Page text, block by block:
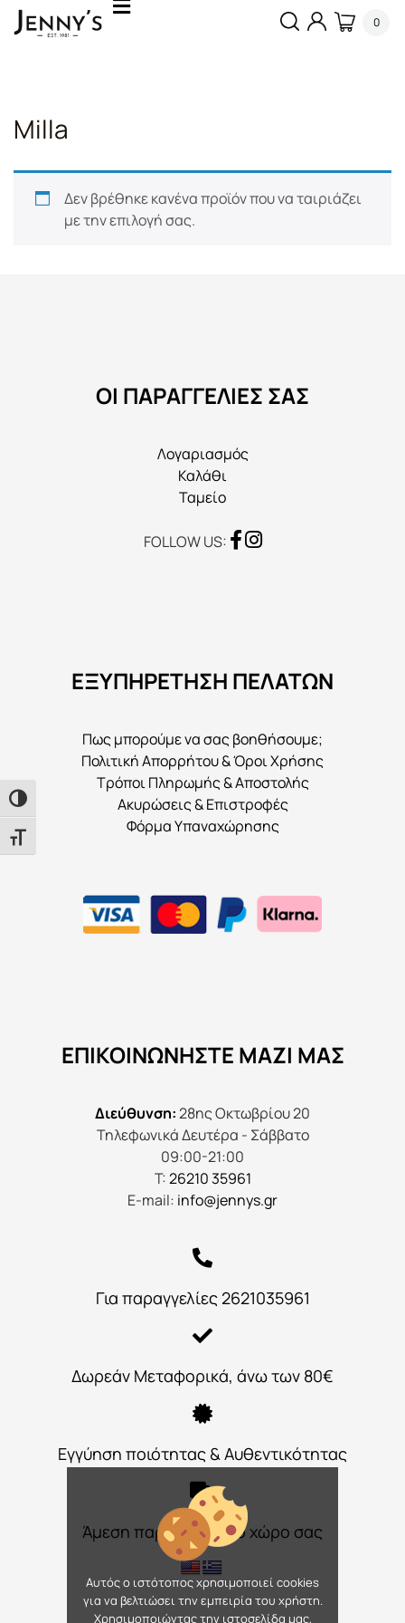
Εναλλαγή Υψηλής Αντίθεσης
Εναλλαγή Μεγέθους Γραμμάτων
0
Milla
Δεν βρέθηκε κανένα προϊόν που να ταιριάζει
με την επιλογή σας.
ΟΙ ΠΑΡΑΓΓΕΛΙΕΣ ΣΑΣ
Λογαριασμός
Καλάθι
Ταμείο
FOLLOW US:
ΕΞΥΠΗΡΕΤΗΣΗ ΠΕΛΑΤΩΝ
Πως μπορούμε να σας βοηθήσουμε;
Πολιτική Απορρήτου & Όροι Χρήσης
Τρόποι Πληρωμής & Αποστολής
Ακυρώσεις & Επιστροφές
Φόρμα Υπαναχώρησης
ΕΠΙΚΟΙΝΩΝΉΣΤΕ ΜΑΖΊ ΜΑΣ
Διεύθυνση:28ης Οκτωβρίου 20
Τηλεφωνικά Δευτέρα - Σάββατο
09:00-21:00
Τ:26210 35961
E-mail: info@jennys.gr
Για παραγγελίες 2621035961
Δωρεάν Μεταφορικά, άνω των 80€
Εγγύηση ποιότητας & Αυθεντικότητας
Άμεση παράδοση στο χώρο σας
Αυτός ο ιστότοπος χρησιμοποιεί cookies
για να βελτιώσει την εμπειρία του χρήστη.
Χρησιμοποιώντας την ιστοσελίδα μας,